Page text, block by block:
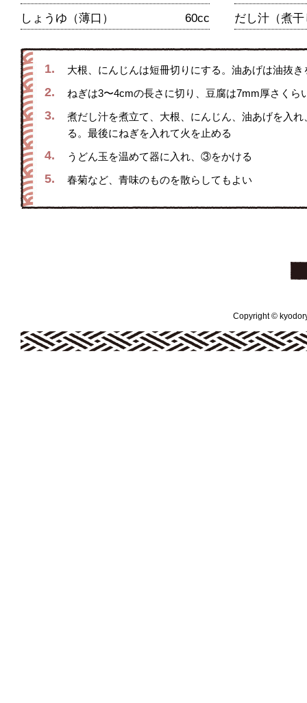
しょうゆ（薄口）
60cc だし汁（煮干
1. 大根、にんじんは短冊切りにする。油あげは油抜
2. ねぎは3〜4cmの長さに切り、豆腐は7mm厚さくら
3.
煮だし汁を煮立て、大根、にんじん、油あげを入
る。最後にねぎを入れて火を止める
4. うどん玉を温めて器に入れ、③をかける
5. 春菊など、青味のものを散らしてもよい
Copyright ©